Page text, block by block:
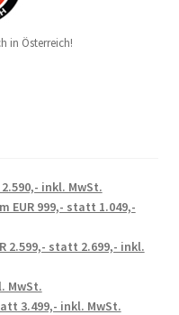
in Österreich!
inkl. MwSt.
EUR 999,- statt 1.049,-
2.599,- statt 2.699,- inkl.
MwSt.
3.499,- inkl. MwSt.